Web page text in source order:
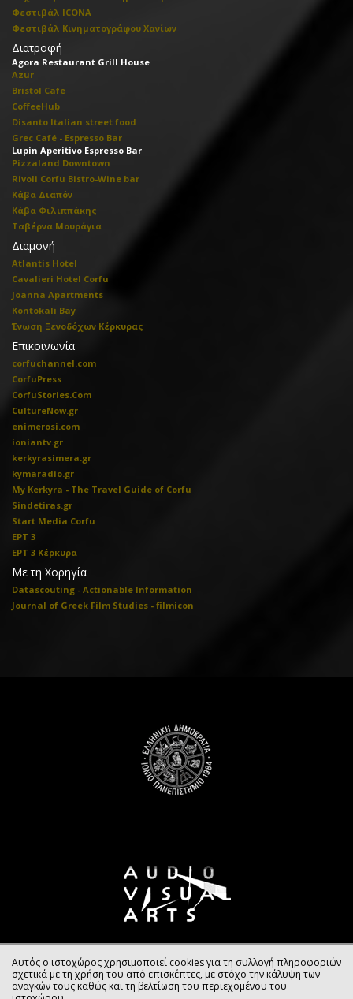
Φεστιβάλ ICONA
Φεστιβάλ Κινηματογράφου Χανίων
Διατροφή
Agora Restaurant Grill House
Azur
Bristol Cafe
CoffeeHub
Disanto Italian street food
Grec Café - Espresso Bar
Lupin Aperitivo Espresso Bar
Pizzaland Downtown
Rivoli Corfu Bistro-Wine bar
Κάβα Διαπόν
Κάβα Φιλιππάκης
Ταβέρνα Μουράγια
Διαμονή
Atlantis Hotel
Cavalieri Hotel Corfu
Joanna Apartments
Kontokali Bay
Ένωση Ξενοδόχων Κέρκυρας
Επικοινωνία
corfuchannel.com
CorfuPress
CorfuStories.Com
CultureNow.gr
enimerosi.com
ioniantv.gr
kerkyrasimera.gr
kymaradio.gr
My Kerkyra - The Travel Guide of Corfu
Sindetiras.gr
Start Media Corfu
ΕΡΤ 3
ΕΡΤ 3 Κέρκυρα
Με τη Χορηγία
Datascouting - Actionable Information
Journal of Greek Film Studies - filmicon
Αυτός ο ιστοχώρος χρησιμοποιεί cookies για τη συλλογή πληροφοριών
σχετικά με τη χρήση του από επισκέπτες, με στόχο την κάλυψη των
αναγκών τους καθώς και τη βελτίωση του περιεχομένου του